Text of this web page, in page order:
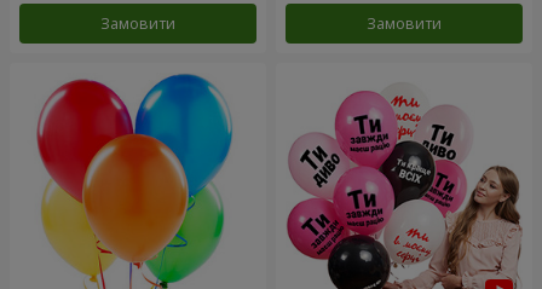
Замовити Замовити